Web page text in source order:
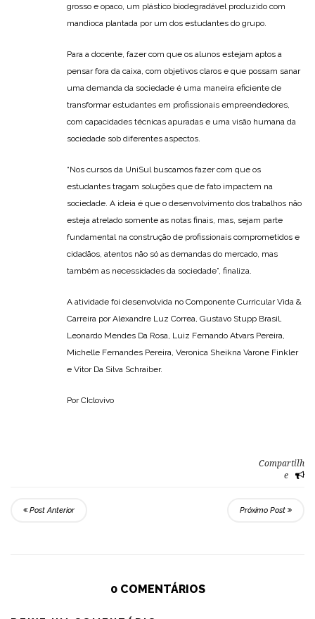
grosso e opaco, um plástico biodegradável produzido com
mandioca plantada por um dos estudantes do grupo.
Para a docente, fazer com que os alunos estejam aptos a
pensar fora da caixa, com objetivos claros e que possam sanar
uma demanda da sociedade é uma maneira eficiente de
transformar estudantes em profissionais empreendedores,
com capacidades técnicas apuradas e uma visão humana da
sociedade sob diferentes aspectos.
“Nos cursos da UniSul buscamos fazer com que os
estudantes tragam soluções que de fato impactem na
sociedade. A ideia é que o desenvolvimento dos trabalhos não
esteja atrelado somente as notas finais, mas, sejam parte
fundamental na construção de profissionais comprometidos e
cidadãos, atentos não só as demandas do mercado, mas
também as necessidades da sociedade”, finaliza.
A atividade foi desenvolvida no Componente Curricular Vida &
Carreira por Alexandre Luz Correa, Gustavo Stupp Brasil,
Leonardo Mendes Da Rosa, Luiz Fernando Atvars Pereira,
Michelle Fernandes Pereira, Veronica Sheikna Varone Finkler
e Vitor Da Silva Schraiber.
Por CIclovivo
Compartilh
e
Post Anterior Próximo Post
0 COMENTÁRIOS